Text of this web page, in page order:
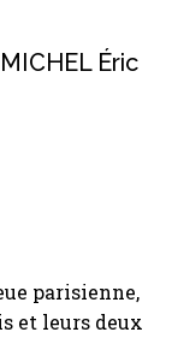
MICHEL Éric
parisienne,
et leurs deux